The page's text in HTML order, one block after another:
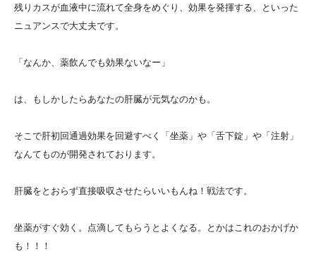
残りカスが血液中に流れて全身をめぐり、効果を発揮する、といった
ニュアンスで大丈夫です。
「なんか、薬飲んでも効果ないなー」
は、もしかしたらあなたの肝臓が元気なのかも。
そこで肝初回通過効果を回避すべく「坐薬」や「舌下錠」や「注射」
なんてものが開発されております。
肝臓をとおらず直接吸収させたらいいもんね！戦法です。
坐薬がすぐ効く。点滴してもらうとよくなる。とかはこれのおかげか
も！！！